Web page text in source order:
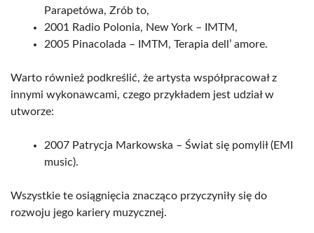
Parapetówa, Zrób to,
2001 Radio Polonia, New York – IMTM,
2005 Pinacolada – IMTM, Terapia dell’ amore.
Warto również podkreślić, że artysta współpracował z
innymi wykonawcami, czego przykładem jest udział w
utworze:
2007 Patrycja Markowska – Świat się pomylił (EMI
music).
Wszystkie te osiągnięcia znacząco przyczyniły się do
rozwoju jego kariery muzycznej.